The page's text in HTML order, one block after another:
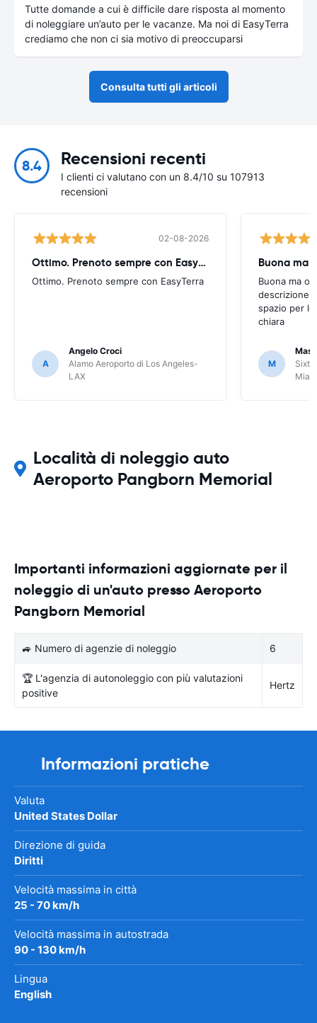
Tutte domande a cui è difficile dare risposta al momento
di noleggiare un’auto per le vacanze. Ma noi di EasyTerra
crediamo che non ci sia motivo di preoccuparsi
Consulta tutti gli articoli
8.4 Recensioni recenti
I clienti ci valutano con un 8.4/10 su 107913
recensioni
02-08-2026
Ottimo. Prenoto sempre con EasyTerra
Ottimo. Prenoto sempre con EasyTerra
A
Angelo Croci
Alamo Aeroporto di Los Angeles-
LAX
Buona ma
Buona ma
descrizione
spazio per
chiara
M
Sixt
Località di noleggio auto
Aeroporto Pangborn Memorial
Importanti informazioni aggiornate per il
noleggio di un'auto presso Aeroporto
Pangborn Memorial
🚙 Numero di agenzie di noleggio 6
🏆 L'agenzia di autonoleggio con più valutazioni
positive
Hertz
Informazioni pratiche
Valuta
United States Dollar
Direzione di guida
Diritti
Velocità massima in città
25 - 70 km/h
Velocità massima in autostrada
90 - 130 km/h
Lingua
English